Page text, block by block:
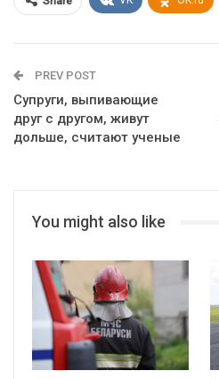
PREV POST
Супруги, выпивающие
друг с другом, живут
дольше, считают ученые
You might also like